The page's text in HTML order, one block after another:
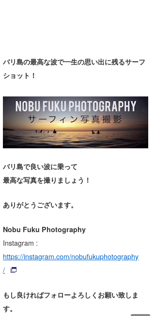
バリ島の最高な波で一生の思い出に残るサーフ
ショット！
バリ島で良い波に乗って
最高な写真を撮りましょう！
ありがとうございます。
Nobu Fuku Photography
Instagram :
https://instagram.com/nobufukuphotography
/
もし良ければフォローよろしくお願い致しま
す。